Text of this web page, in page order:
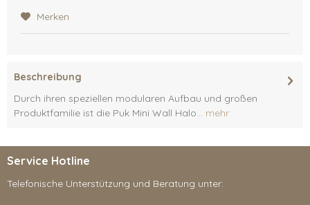
Merken
Beschreibung
Durch ihren speziellen modularen Aufbau und großen
Produktfamilie ist die Puk Mini Wall Halo... mehr
Service Hotline
Telefonische Unterstützung und Beratung unter: